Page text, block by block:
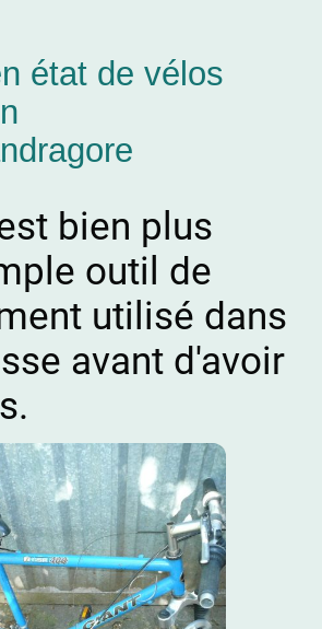
état de vélos
bien plus
outil de
utilisé dans
avant d'avoir